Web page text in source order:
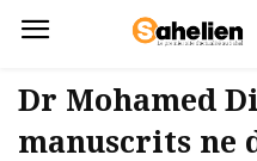
Dr Mohamed
manuscrits ne